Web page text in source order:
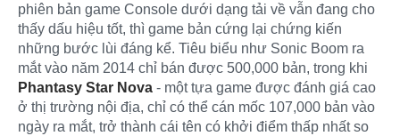
phiên bản game Console dưới dạng tải về vẫn đang cho
thấy dấu hiệu tốt, thì game bản cứng lại chứng kiến
những bước lùi đáng kể. Tiêu biểu như Sonic Boom ra
mắt vào năm 2014 chỉ bán được 500,000 bản, trong khi
Phantasy Star Nova - một tựa game được đánh giá cao
ở thị trường nội địa, chỉ có thể cán mốc 107,000 bản vào
ngày ra mắt, trở thành cái tên có khởi điểm thấp nhất so